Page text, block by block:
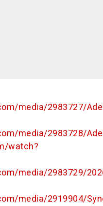
media/2983727/
media/2983728/
watch?
media/2983729/
media/2919904/